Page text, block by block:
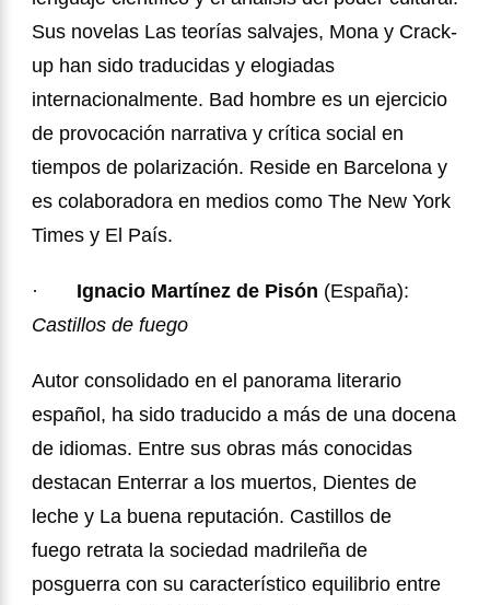
Sus novelas Las teorías salvajes, Mona y Crack-
up han sido traducidas y elogiadas
internacionalmente. Bad hombre es un ejercicio
de provocación narrativa y crítica social en
tiempos de polarización. Reside en Barcelona y
es colaboradora en medios como The New York
Times y El País.
· Ignacio Martínez de Pisón (España):
Castillos de fuego
Autor consolidado en el panorama literario
español, ha sido traducido a más de una docena
de idiomas. Entre sus obras más conocidas
destacan Enterrar a los muertos, Dientes de
leche y La buena reputación. Castillos de
fuego retrata la sociedad madrileña de
posguerra con su característico equilibrio entre